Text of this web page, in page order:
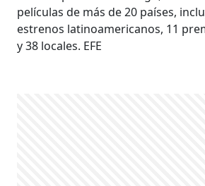
películas de más de 20 países,
estrenos latinoamericanos, 11
y 38 locales. EFE